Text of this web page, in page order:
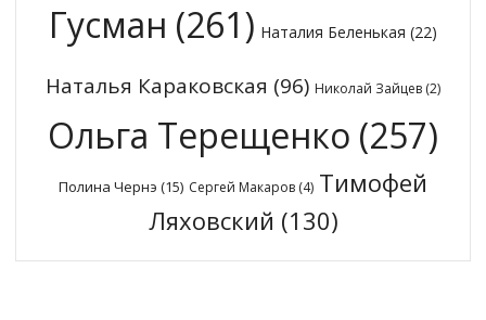
Гусман (261) Наталия Беленькая (22)
Наталья Караковская (96) Николай Зайцев (2)
Ольга Терещенко (257)
Полина Чернэ (15) Сергей Макаров (4) Тимофей
Ляховский (130)